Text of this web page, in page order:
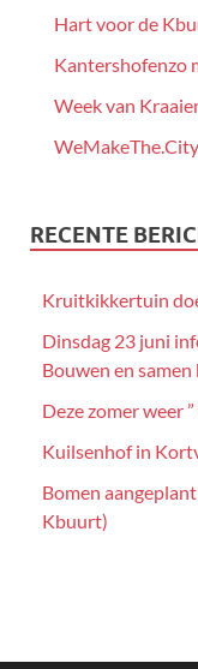
Hart voor de
Kantershofenzo
Week van
RECENTE
Kruitkikkertuin
Dinsdag 23 juni
Bouwen en
Deze zomer weer
Kuilsenhof in
Bomen
Kbuurt)